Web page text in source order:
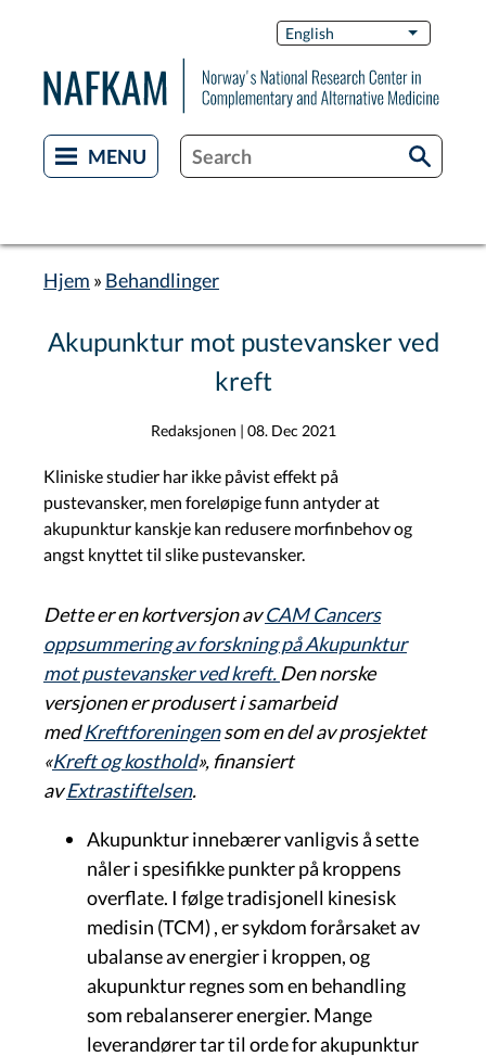
content
English List
Hjem Behandlinger
Akupunktur mot pustevansker ved
kreft
Redaksjonen | 08. Dec 2021
Kliniske studier har ikke påvist effekt på
pustevansker, men foreløpige funn antyder at
akupunktur kanskje kan redusere morfinbehov og
angst knyttet til slike pustevansker.
Dette er en kortversjon avCAM Cancers
oppsummering av forskning på Akupunktur
mot pustevansker ved kreft. Den norske
versjonen er produsert i samarbeid
medKreftforeningensom en del av prosjektet
«Kreft og kosthold», finansiert
avExtrastiftelsen.
Akupunktur innebærer vanligvis å sette
nåler i spesifikke punkter på kroppens
overflate. I følge tradisjonell kinesisk
medisin (TCM) , er sykdom forårsaket av
ubalanse av energier i kroppen, og
akupunktur regnes som en behandling
som rebalanserer energier. Mange
leverandører tar til orde for akupunktur